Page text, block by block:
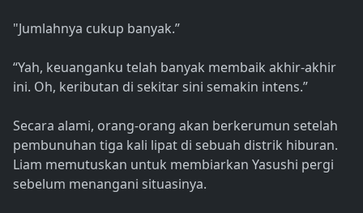
"Jumlahnya cukup banyak.”
“Yah, keuanganku telah banyak membaik akhir-akhir
ini. Oh, keributan di sekitar sini semakin intens.”
Secara alami, orang-orang akan berkerumun setelah
pembunuhan tiga kali lipat di sebuah distrik hiburan.
Liam memutuskan untuk membiarkan Yasushi pergi
sebelum menangani situasinya.